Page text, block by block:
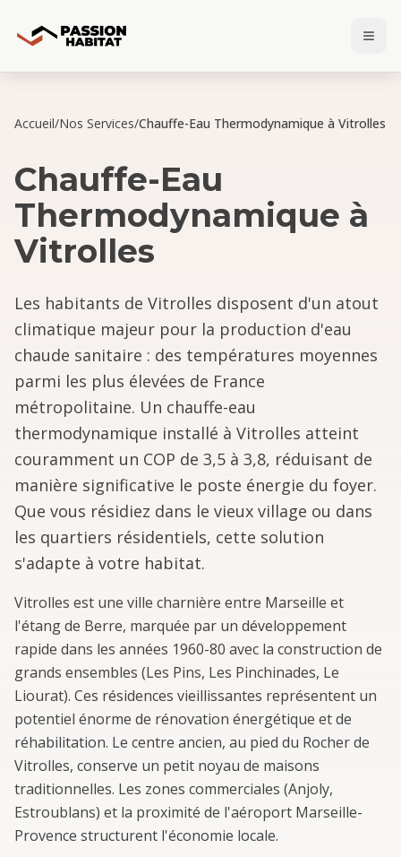
Accueil/Nos Services/Chauffe-Eau Thermodynamique à Vitrolles
Chauffe-Eau
Thermodynamique à
Vitrolles
Les habitants de Vitrolles disposent d'un atout
climatique majeur pour la production d'eau
chaude sanitaire : des températures moyennes
parmi les plus élevées de France
métropolitaine. Un chauffe-eau
thermodynamique installé à Vitrolles atteint
couramment un COP de 3,5 à 3,8, réduisant de
manière significative le poste énergie du foyer.
Que vous résidiez dans le vieux village ou dans
les quartiers résidentiels, cette solution
s'adapte à votre habitat.
Vitrolles est une ville charnière entre Marseille et
l'étang de Berre, marquée par un développement
rapide dans les années 1960-80 avec la construction de
grands ensembles (Les Pins, Les Pinchinades, Le
Liourat). Ces résidences vieillissantes représentent un
potentiel énorme de rénovation énergétique et de
réhabilitation. Le centre ancien, au pied du Rocher de
Vitrolles, conserve un petit noyau de maisons
traditionnelles. Les zones commerciales (Anjoly,
Estroublans) et la proximité de l'aéroport Marseille-
Provence structurent l'économie locale.